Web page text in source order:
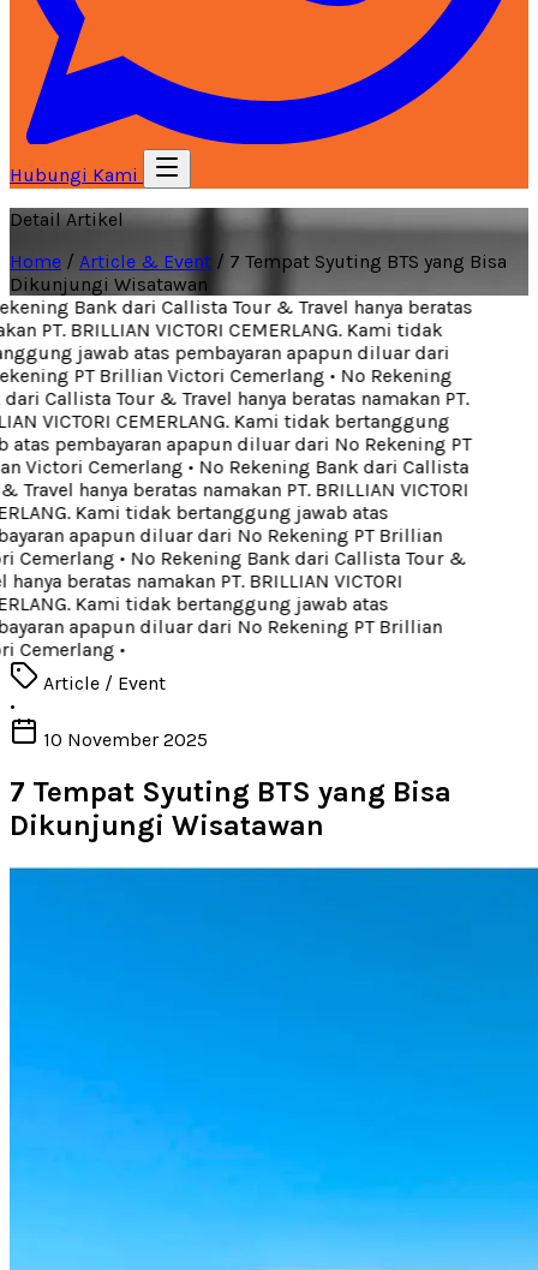
Hubungi Kami
Detail Artikel
Home / Article & Event / 7 Tempat Syuting BTS yang Bisa
Dikunjungi Wisatawan
Bank dari Callista Tour & Travel hanya beratas
PT. BRILLIAN VICTORI CEMERLANG. Kami tidak
jawab atas pembayaran apapun diluar dari
PT Brillian Victori Cemerlang• No Rekening
Callista Tour & Travel hanya beratas namakan PT.
VICTORI CEMERLANG. Kami tidak bertanggung
pembayaran apapun diluar dari No Rekening PT
Victori Cemerlang• No Rekening Bank dari Callista
Travel hanya beratas namakan PT. BRILLIAN VICTORI
Kami tidak bertanggung jawab atas
apapun diluar dari No Rekening PT Brillian
Cemerlang• No Rekening Bank dari Callista Tour &
beratas namakan PT. BRILLIAN VICTORI
Kami tidak bertanggung jawab atas
apapun diluar dari No Rekening PT Brillian
Cemerlang•
Article / Event
•
10 November 2025
7 Tempat Syuting BTS yang Bisa
Dikunjungi Wisatawan